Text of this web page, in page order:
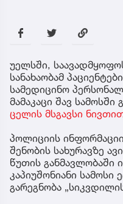
უელსში,
სანახაობამ
სამედიცინო
მამაკაცი შავ
ცელის მსგავსი
პოლიციის
შენობის სახურავზე
წუთის განმავლობაში
კაპიუშონიანი სამოსი
გარეგნობა